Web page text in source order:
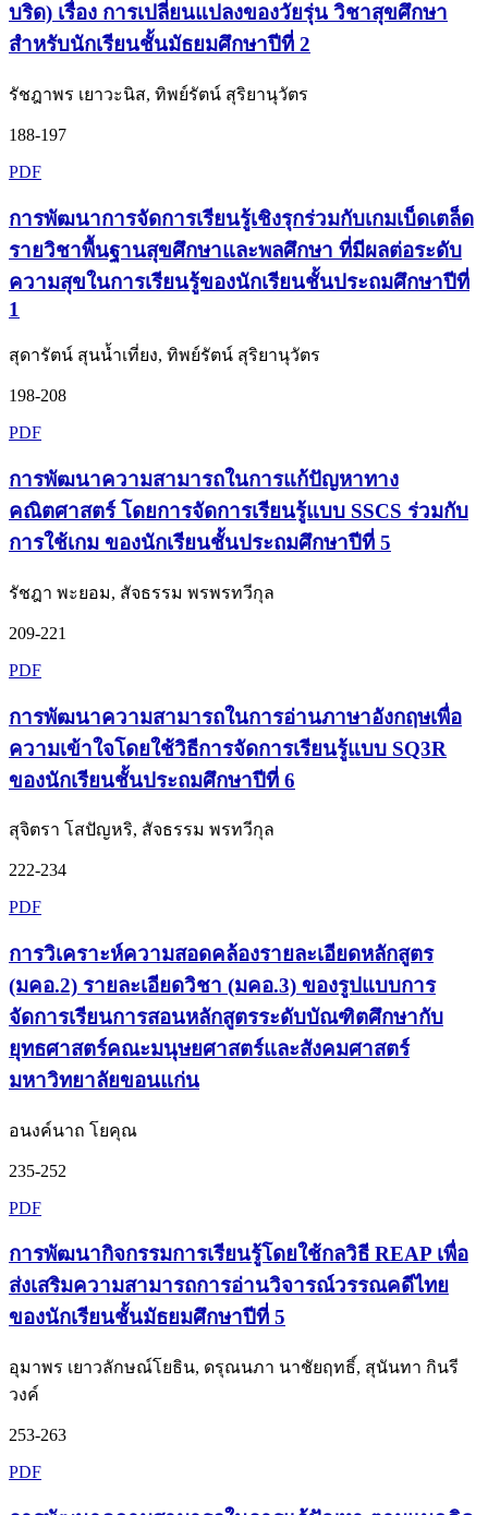
บริด) เรื่อง การเปลี่ยนแปลงของวัยรุ่น วิชาสุขศึกษา
สำหรับนักเรียนชั้นมัธยมศึกษาปีที่ 2
รัชฎาพร เยาวะนิส, ทิพย์รัตน์ สุริยานุวัตร
188-197
PDF
การพัฒนาการจัดการเรียนรู้เชิงรุกร่วมกับเกมเบ็ดเตล็ด
รายวิชาพื้นฐานสุขศึกษาและพลศึกษา ที่มีผลต่อระดับ
ความสุขในการเรียนรู้ของนักเรียนชั้นประถมศึกษาปีที่
1
สุดารัตน์ สุนน้ำเที่ยง, ทิพย์รัตน์ สุริยานุวัตร
198-208
PDF
การพัฒนาความสามารถในการแก้ปัญหาทาง
คณิตศาสตร์ โดยการจัดการเรียนรู้แบบ SSCS ร่วมกับ
การใช้เกม ของนักเรียนชั้นประถมศึกษาปีที่ 5
รัชฎา พะยอม, สัจธรรม พรพรทวีกุล
209-221
PDF
การพัฒนาความสามารถในการอ่านภาษาอังกฤษเพื่อ
ความเข้าใจโดยใช้วิธีการจัดการเรียนรู้แบบ SQ3R
ของนักเรียนชั้นประถมศึกษาปีที่ 6
สุจิตรา โสปัญหริ, สัจธรรม พรทวีกุล
222-234
PDF
การวิเคราะห์ความสอดคล้องรายละเอียดหลักสูตร
(มคอ.2) รายละเอียดวิชา (มคอ.3) ของรูปแบบการ
จัดการเรียนการสอนหลักสูตรระดับบัณฑิตศึกษากับ
ยุทธศาสตร์คณะมนุษยศาสตร์และสังคมศาสตร์
มหาวิทยาลัยขอนแก่น
อนงค์นาถ โยคุณ
235-252
PDF
การพัฒนากิจกรรมการเรียนรู้โดยใช้กลวิธี REAP เพื่อ
ส่งเสริมความสามารถการอ่านวิจารณ์วรรณคดีไทย
ของนักเรียนชั้นมัธยมศึกษาปีที่ 5
อุมาพร เยาวลักษณ์โยธิน, ดรุณนภา นาชัยฤทธิ์, สุนันทา กินรี
วงค์
253-263
PDF